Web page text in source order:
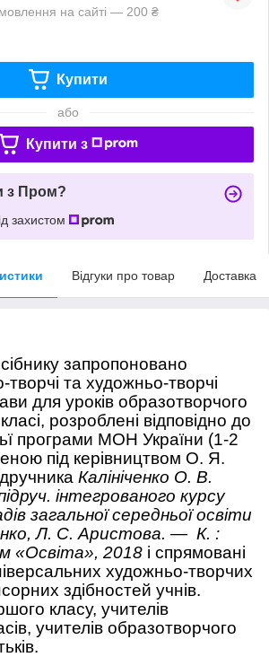
на сайті — 200 ₴
Купити
або
Купити з
з Пром?
захистом
Відгуки про товар Доставка
запропоновано
творчі та художньо-творчі
для уроків образотворчого
розроблені відповідно до
програми МОН України (1-2
під керівництвом О. Я.
Калініченко О. В.
інтегрованого курсу
загальної середньої освіти
Л. С. Аристова. — К. :
«Освіта», 2018 і спрямовані
художньо-творчих
здібностей учнів.
класу, учителів
учителів образотворчого